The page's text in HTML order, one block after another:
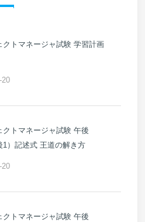
クトマネージャ試験 学習計画
20
クトマネージャ試験 午後
1）記述式 王道の解き方
20
クトマネージャ試験 午後